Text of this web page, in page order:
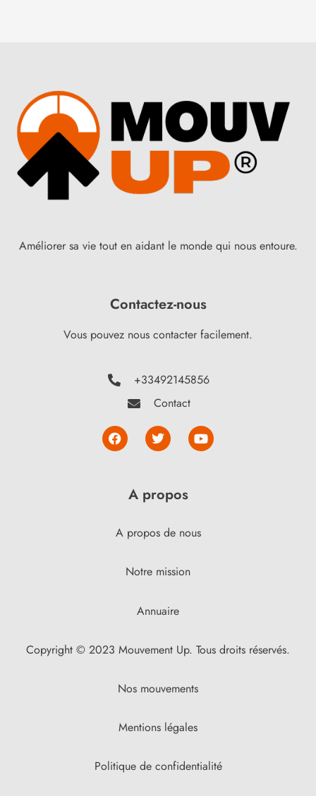
Améliorer sa vie tout en aidant le monde qui nous entoure.
Contactez-nous
Vous pouvez nous contacter facilement.
+33492145856
Contact
A propos
A propos de nous
Notre mission
Annuaire
Copyright © 2023 Mouvement Up. Tous droits réservés.
Nos mouvements
Mentions légales
Politique de confidentialité